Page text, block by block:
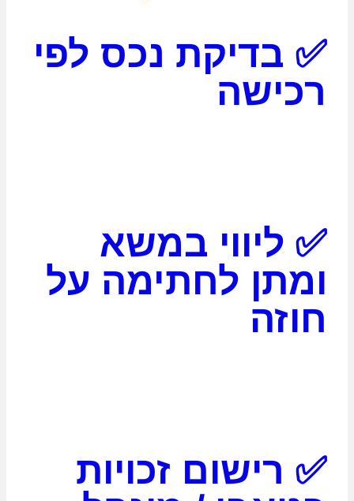
✅ בדיקת נכס לפי
רכישה
✅ ליווי במשא
ומתן לחתימה על
חוזה
✅ רישום זכויות